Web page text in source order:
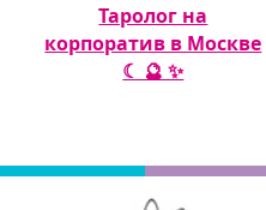
Таролог на
корпоратив в Москве
☾ 🔮 ✨